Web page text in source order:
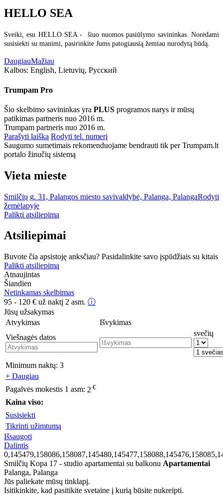
HELLO SEA
Sveiki, esu HELLO SEA - šiuo nuomos pasiūlymo savininkas. Norėdami
susisiekti su manimi, pasirinkite Jums patogiausią žemiau nurodytą būdą.
DaugiauMažiau
Kalbos: English, Lietuvių, Русский
Trumpam Pro
Šio skelbimo savininkas yra PLUS programos narys ir mūsų
patikimas partneris nuo 2016 m.
Trumpam partneris nuo 2016 m.
Parašyti laišką Rodyti tel. numerį
Saugumo sumetimais rekomenduojame bendrauti tik per Trumpam.lt
portalo žinučių sistemą
Vieta mieste
Smilčių g. 31, Palangos miesto savivaldybė, Palanga, PalangaRodyti
žemėlapyje
Palikti atsiliepimą
Atsiliepimai
Buvote čia apsistoję anksčiau? Pasidalinkite savo įspūdžiais su kitais
Palikti atsiliepimą
Atnaujintas
Šiandien
Netinkamas skelbimas
95 - 120 € už naktį 2 asm. ⓘ
Jūsų užsakymas
Atvykimas
Išvykimas
Viešnagės datos
svečių
Minimum naktų: 3
+ Daugiau
Pagalvės mokestis 1 asm: 2 €
Kaina viso:
Susisiekti
Tikrinti užimtumą
Išsaugoti
Dalintis
Smilčių Kopa 17 - studio apartamentai su balkonu Apartamentai
Palanga, Palanga
Jūs paliekate mūsų tinklapį.
Isitikinkite, kad pasitikite svetaine į kurią būsite nukreipti.